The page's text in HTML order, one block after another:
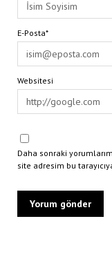
E-Posta*
Websitesi
Daha sonraki
site adresim bu